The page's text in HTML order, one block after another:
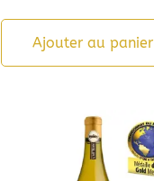
Ajouter au panier